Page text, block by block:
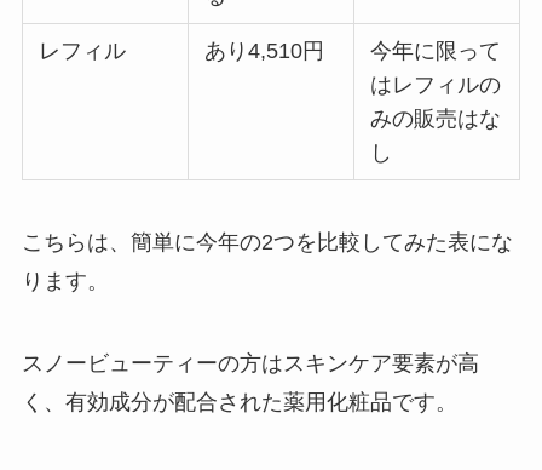
レフィル あり4,510円
今年に限って
はレフィルの
みの販売はな
し
こちらは、簡単に今年の2つを比較してみた表にな
ります。
スノービューティーの方はスキンケア要素が高
く、有効成分が配合された薬用化粧品です。